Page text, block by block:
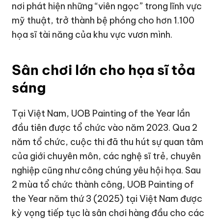
nơi phát hiện những “viên ngọc” trong lĩnh vực
mỹ thuật, trở thành bệ phóng cho hơn 1.100
họa sĩ tài năng của khu vực vươn mình.
Sân chơi lớn cho họa sĩ tỏa
sáng
Tại Việt Nam, UOB Painting of the Year lần
đầu tiên được tổ chức vào năm 2023. Qua 2
năm tổ chức, cuộc thi đã thu hút sự quan tâm
của giới chuyên môn, các nghệ sĩ trẻ, chuyên
nghiệp cũng như công chúng yêu hội họa. Sau
2 mùa tổ chức thành công, UOB Painting of
the Year năm thứ 3 (2025) tại Việt Nam được
kỳ vọng tiếp tục là sân chơi hàng đầu cho các